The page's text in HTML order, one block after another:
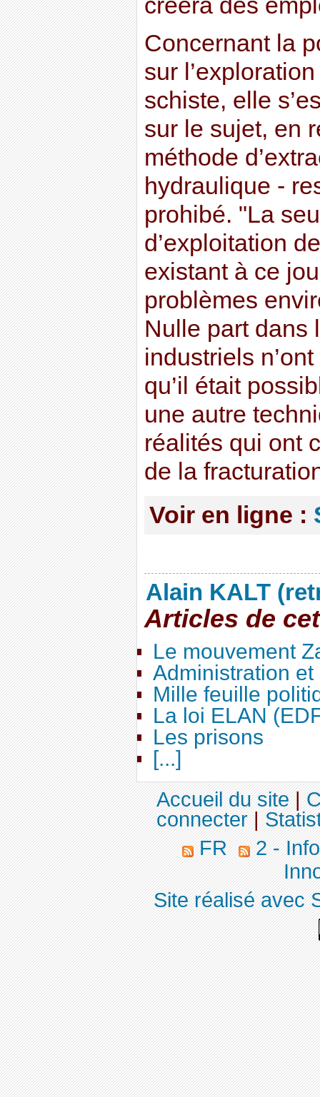
Concernant la
sur
schiste, elle
sur le sujet, en
méthode
hydraulique -
prohibé. "La
d’exploitation
existant à ce
problèmes
Nulle part dans
industriels
qu’il était
une autre
réalités qui ont
de la
Voir en ligne :
Alain KALT
Articles de
Le mouvement
Administration
Mille feuille
La loi ELAN
Les prisons
[...]
Accueil du site|
connecter|
FR
2 -
Site réalisé avec